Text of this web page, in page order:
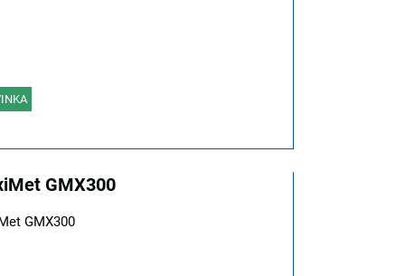
GMX300
GMX300